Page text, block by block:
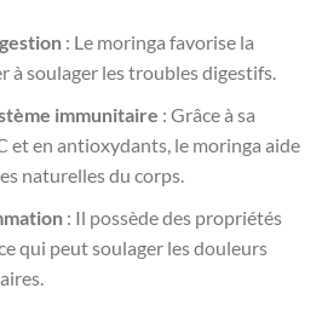
: Le moringa favorise la
à soulager les troubles digestifs.
immunitaire : Grâce à sa
et en antioxydants, le moringa aide
naturelles du corps.
: Il possède des propriétés
qui peut soulager les douleurs